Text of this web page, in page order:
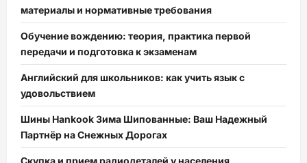
материалы и нормативные требования
Обучение вождению: теория, практика первой
передачи и подготовка к экзаменам
Английский для школьников: как учить язык с
удовольствием
Шины Hankook Зима Шипованные: Ваш Надежный
Партнёр на Снежных Дорогах